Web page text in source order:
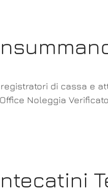
registratori di cassa e
Noleggia